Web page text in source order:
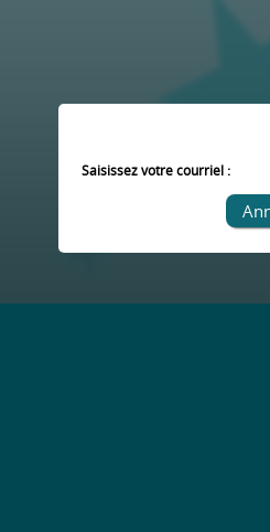
Saisissez votre courriel :